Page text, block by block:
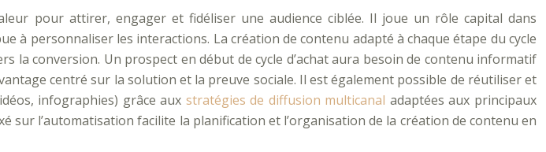
pour attirer, engager et fidéliser une audience ciblée. Il joue un rôle capital dans
à personnaliser les interactions. La création de contenu adapté à chaque étape du cycle
la conversion. Un prospect en début de cycle d’achat aura besoin de contenu informatif
centré sur la solution et la preuve sociale. Il est également possible de réutiliser et
infographies) grâce aux stratégies de diffusion multicanal adaptées aux principaux
sur l’automatisation facilite la planification et l’organisation de la création de contenu en